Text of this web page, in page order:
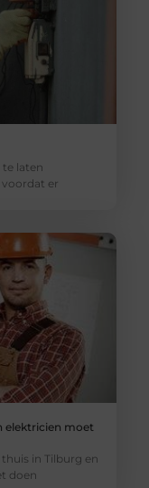
laten
er
elektricien moet
in Tilburg en
doen